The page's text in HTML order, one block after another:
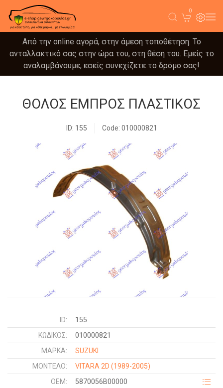
0
Από την online αγορά, στην άμεση τοποθέτηση. Το
ανταλλακτικό σας στην ώρα του, στη θέση του. Εμείς το
αναλαμβάνουμε, εσείς συνεχίζετε το δρόμο σας!
ΘΟΛΟΣ ΕΜΠΡΟΣ ΠΛΑΣΤΙΚΟΣ
ID: 155 Code: 010000821
ID:
155
ΚΩΔΙΚΌΣ:
010000821
ΜΑΡΚΑ:
SUZUKI
ΜΟΝΤΕΛΟ:
VITARA 2D (1989-2005)
OEM:
5870056B00000